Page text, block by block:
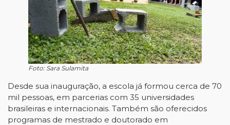
Foto: Sara Sulamita
Desde sua inauguração, a escola já formou cerca de 70
mil pessoas, em parcerias com 35 universidades
brasileiras e internacionais. Também são oferecidos
programas de mestrado e doutorado em